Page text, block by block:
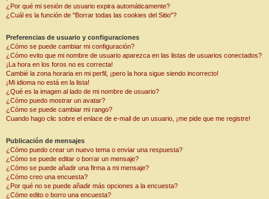
¿Por qué mi sesión de usuario expira automáticamente?
¿Cuál es la función de "Borrar todas las cookies del Sitio"?
Preferencias de usuario y configuraciones
¿Cómo se puede cambiar mi configuración?
¿Cómo evito que mi nombre de usuario aparezca en las listas de usuarios conectados?
¡La hora en los foros no es correcta!
Cambié la zona horaria en mi perfil, ¡pero la hora sigue siendo incorrecto!
¡Mi idioma no está en la lista!
¿Qué es la imagen al lado de mi nombre de usuario?
¿Cómo puedo mostrar un avatar?
¿Cómo se puede cambiar mi rango?
Cuando hago clic sobre el enlace de e-mail de un usuario, ¡me pide que me registre!
Publicación de mensajes
¿Cómo puedo crear un nuevo tema o enviar una respuesta?
¿Cómo se puede editar o borrar un mensaje?
¿Cómo se puede añadir una firma a mi mensaje?
¿Cómo creo una encuesta?
¿Por qué no se puede añadir más opciones a la encuesta?
¿Cómo edito o borro una encuesta?